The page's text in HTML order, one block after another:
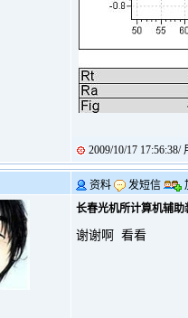
2009/10/17
资料 发短信
长春光机所计算机辅助
谢谢啊 看看